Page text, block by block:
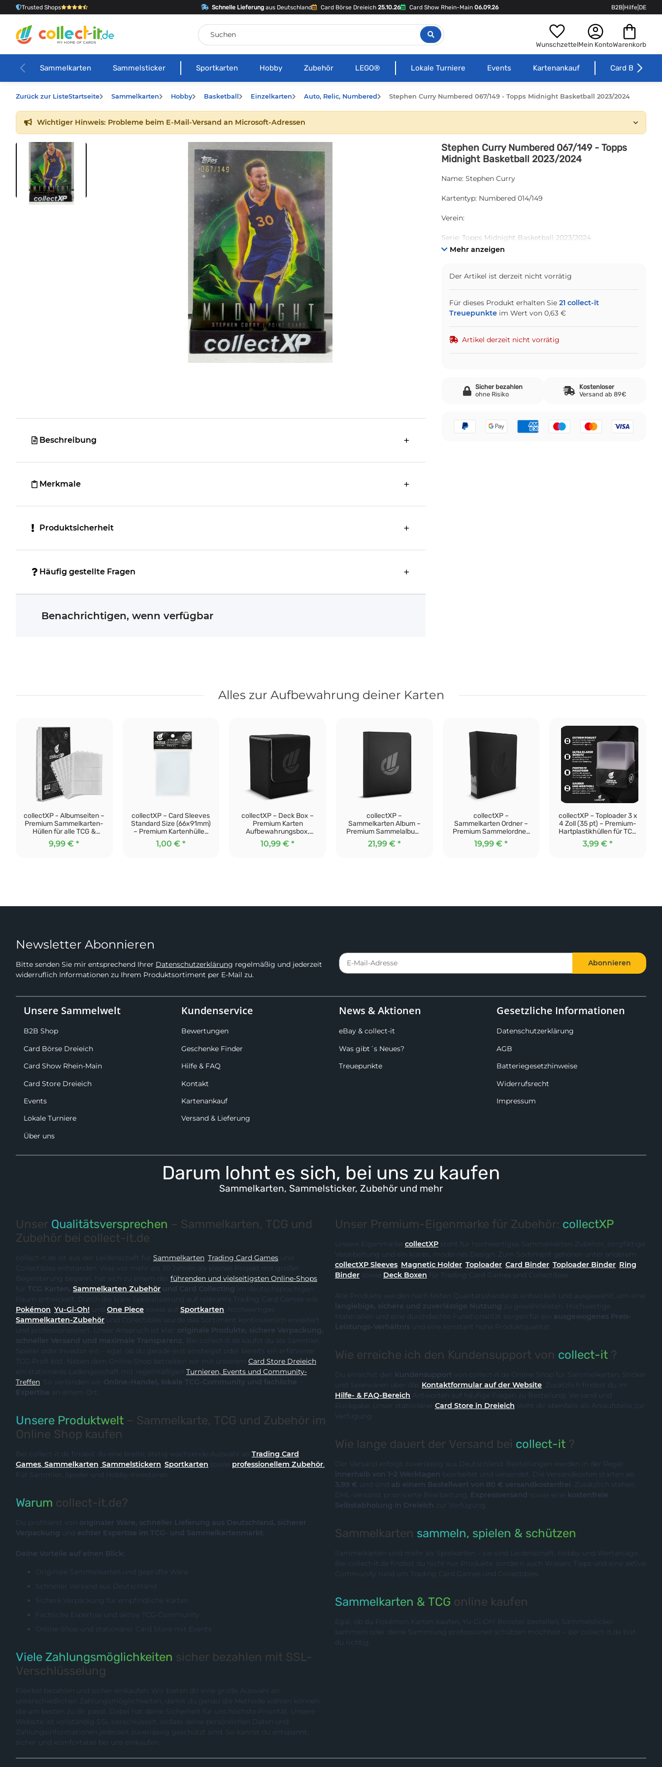
Trusted Shops Schnelle Lieferungaus Deutschland Card Börse Dreieich 25.10.26 Card Show Rhein-Main 06.09.26 B2B Hilfe DE
WunschzettelMein KontoWarenkorb
Sammelkarten Sammelsticker Sportkarten Hobby Zubehör LEGO® Lokale Turniere Events Kartenankauf Card Börse
Zurück zur ListeStartseite Sammelkarten Hobby Basketball Einzelkarten Auto, Relic, Numbered Stephen Curry Numbered 067/149 - Topps Midnight Basketball 2023/2024
Wichtiger Hinweis: Probleme beim E-Mail-Versand an Microsoft-Adressen
Stephen Curry Numbered 067/149 - Topps
Midnight Basketball 2023/2024
Name: Stephen Curry
Kartentyp: Numbered 014/149
Verein:
Serie: Topps Midnight Basketball 2023/2024
Mehr anzeigen
Der Artikel ist derzeit nicht vorrätig
Für dieses Produkt erhalten Sie 21 collect-it
Treuepunkte im Wert von 0,63 €
Artikel derzeit nicht vorrätig
Sicher bezahlen
ohne Risiko
Kostenloser
Versand ab 89€
Beschreibung
Merkmale
Produktsicherheit
Häufig gestellte Fragen
Benachrichtigen, wenn verfügbar
Alles zur Aufbewahrung deiner Karten
collectXP - Albumseiten –
Premium Sammelkarten-
Hüllen für alle TCG &
Sammelkarten ( Magic,
Pokemon, Yu-Gi-Oh! &
9,99 €*
collectXP – Card Sleeves
Standard Size (66x91mm)
– Premium Kartenhüllen
für alle TCG &
Sammelkarten (100
1,00 € *
collectXP – Deck Box –
Premium Karten
Aufbewahrungsbox,
Kartenbox für alle TCG &
Sammelkarten (schwarz)
10,99 €*
collectXP –
Sammelkarten Album –
Premium Sammelalbum,
Card Binder für alle TCG &
Sammelkarten (schwarz)
21,99 € *
collectXP –
Sammelkarten Ordner –
Premium Sammelordner,
Ring Binder für alle TCG &
Sammelkarten (schwarz)
19,99 € *
collectXP – Toploader 3 x
4 Zoll (35 pt) – Premium-
Hartplastikhüllen für TCG
& Sammelkarten (25
Stück)
3,99 €*
Newsletter Abonnieren
Bitte senden Sie mir entsprechend Ihrer Datenschutzerklärung regelmäßig und jederzeit
widerruflich Informationen zu Ihrem Produktsortiment per E-Mail zu.
Abonnieren
Unsere Sammelwelt
B2B Shop
Card Börse Dreieich
Card Show Rhein-Main
Card Store Dreieich
Events
Lokale Turniere
Über uns
Kundenservice
Bewertungen
Geschenke Finder
Hilfe & FAQ
Kontakt
Kartenankauf
Versand & Lieferung
News & Aktionen
eBay & collect-it
Was gibt´s Neues?
Treuepunkte
Gesetzliche Informationen
Datenschutzerklärung
AGB
Batteriegesetzhinweise
Widerrufsrecht
Impressum
Darum lohnt es sich, bei uns zu kaufen
Sammelkarten, Sammelsticker, Zubehör und mehr
Unser Qualitätsversprechen – Sammelkarten, TCG und
Zubehör bei collect-it.de
collect-it.de ist aus der Leidenschaft für Sammelkarten, Trading Card Games und
Collectibles entstanden. Was vor mehr als 30 Jahren als kleines Projekt mit großer
Begeisterung begann, hat sich zu einem der führenden und vielseitigsten Online-Shops
für TCG Karten, Sammelkarten Zubehör und Card Collecting
im deutschsprachigen
Raum entwickelt. Durch die klare Spezialisierung auf relevante Trading Card Games wie
Pokémon, Yu-Gi-Oh! und One Piece sowie auf Sportkarten , hochwertiges
Sammelkarten-Zubehör
und professionalisiert. Unser Anspruch ist klar: originale Produkte, sichere Verpackung,
schneller Versand und maximale Transparenz. Bei collect-it.de kaufst du als Sammler,
Spieler oder Investor ein – egal, ob du gerade erst einsteigst oder bereits ein erfahrener
TCG-Profi bist. Neben dem Online-Shop betreiben wir mit unserem
Card Store Dreieich
ein stationäres Ladengeschäft mit regelmäßigen Turnieren, Events und Community-
Treffen. So verbinden wir Online-Handel, lokale TCG-Community und fachliche
Expertise an einem Ort.
Unsere Produktwelt – Sammelkarte, TCG und Zubehör im
Online Shop kaufen
Bei collect-it.de findest du eine breite, stetig wachsende Auswahl an Trading Card
Games, Sammelkarten, Sammelstickern, Sportkarten sowie professionellem Zubehör.
Für Sammler, Spieler und Hobby-Investoren.
Warum collect-it.de?
Du profitierst von originaler Ware, schneller Lieferung aus Deutschland, sicherer
Verpackung und echter Expertise im TCG- und Sammelkartenmarkt.
Deine Vorteile auf einen Blick:
Originale Sammelkarten und geprüfte Ware
Schneller Versand aus Deutschland
Sichere Verpackung für empfindliche Karten
Fachliche Expertise und aktive TCG-Community
Online-Shop und stationärer Card Store mit Events
Viele Zahlungsmöglichkeiten sicher bezahlen mit SSL-
Verschlüsselung
Flexibel bezahlen und sicher einkaufen: Wir bieten dir eine große Auswahl an
unterschiedlichen Zahlungsmöglichkeiten, damit du genau die Methode wählen können,
die am besten zu dir passt. Dabei hat deine Sicherheit für uns höchste Priorität. Unsere
Website ist vollständig SSL-verschlüsselt, sodass deine persönlichen Daten und
Zahlungsinformationen jederzeit zuverlässig geschützt sind. So kannst du entspannt,
sicher und komfortabel bei uns einkaufen.
Unser Premium-Eigenmarke für Zubehör: collectXP
Unsere Eigenmarke collectXP steht für hochwertiges Sammelkarten-Zubehör, sorgfältige
Verarbeitung und ein klares, modernes Design. Zum Sortiment gehören unter anderem
collectXP Sleeves, Magnetic Holder, Toploader, Card Binder, Toploader Binder, Ring
Binder sowie Deck Boxen für Trading Card Games und Collectibles.
Alle Produkte werden nach festen Qualitätsstandards entwickelt und ausgewählt, um eine
langlebige, sichere und zuverlässige Nutzung zu gewährleisten. Hochwertige
Materialien und eine durchdachte Funktionalität sorgen für ein ausgewogenes Preis-
Leistungs-Verhältnis und eine konstant hohe Produktqualität.
Wie erreiche ich den Kundensupport von collect-it ?
Du erreichst den Kundensupport von collect-it.de Online Shop für Sammelkarten, Sticker
und Spielwaren über das Kontaktformular auf der Website. Zusätzlich findest du im
Hilfe- & FAQ-Bereich Antworten auf häufige Fragen zu Bestellung, Versand und
Rückgabe. Unser stationärer Card Store in Dreieich steht dir ebenfalls als Anlaufstelle zur
Verfügung.
Wie lange dauert der Versand bei collect-it ?
Der Versand erfolgt zuverlässig aus Deutschland. Bestellungen werden in der Regel
innerhalb von 1–2 Werktagen bearbeitet und versendet. Die Versandkosten starten ab
3,99 € und sind ab einem Bestellwert von 80 € versandkostenfrei. Zusätzlich stehen
DHL-Versand, priorisierte Bearbeitung, Expressversand sowie eine kostenfreie
Selbstabholung in Dreieich zur Verfügung.
Sammelkarten sammeln, spielen & schützen
Sammelkarten sind mehr als Spielkarten – sie sind Leidenschaft, Hobby und Wertanlage.
Bei collect-it.de findest du nicht nur Produkte, sondern auch Wissen, Tipps und eine aktive
Community rund um Trading Card Games und Collectibles.
Sammelkarten & TCG online kaufen
Egal, ob du Pokémon Karten kaufen, Yu-Gi-Oh! Booster bestellen, Sammelsticker
sammeln oder deine Sammlung professionell schützen möchtest – bei collect-it.de bist
du richtig.